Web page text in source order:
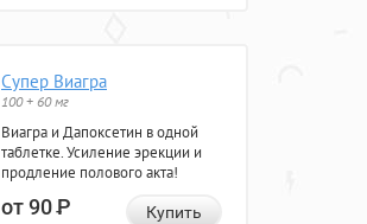
Супер Виагра
100 + 60 мг
Виагра и Дапоксетин в одной
таблетке. Усиление эрекции и
продление полового акта!
от 90Р Купить